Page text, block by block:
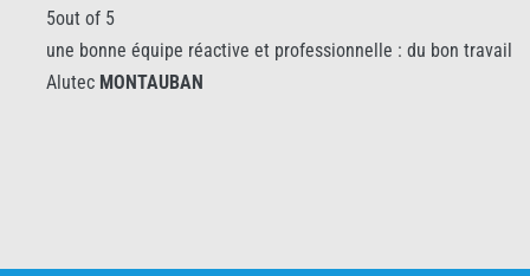
5out of 5
une bonne équipe réactive et professionnelle : du bon travail
AlutecMONTAUBAN